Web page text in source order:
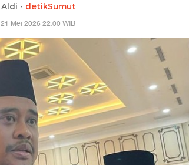
- detikSumut
Mei 2026 22:00 WIB